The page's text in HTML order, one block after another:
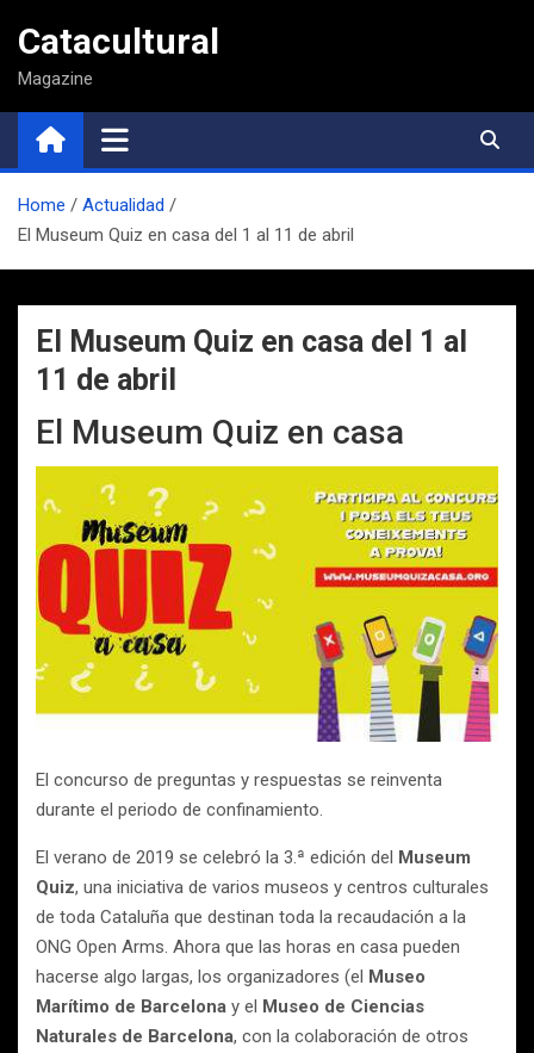
contenido
Catacultural
Magazine
Home
Actualidad
El Museum Quiz en casa del 1 al 11 de abril
El Museum Quiz en casa del 1 al
11 de abril
El Museum Quiz en casa
El concurso de preguntas y respuestas se reinventa
durante el periodo de confinamiento.
El verano de 2019 se celebró la 3.ª edición del Museum
Quiz, una iniciativa de varios museos y centros culturales
de toda Cataluña que destinan toda la recaudación a la
ONG Open Arms. Ahora que las horas en casa pueden
hacerse algo largas, los organizadores (el Museo
Marítimo de Barcelona y el Museo de Ciencias
Naturales de Barcelona, con la colaboración de otros